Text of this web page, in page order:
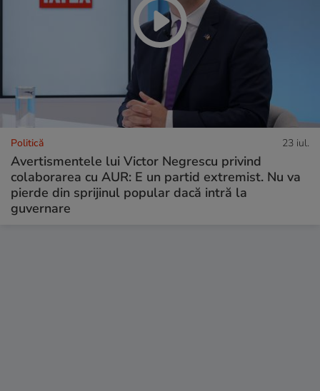
Politică 23 iul.
Avertismentele lui Victor Negrescu privind
colaborarea cu AUR: E un partid extremist. Nu va
pierde din sprijinul popular dacă intră la
guvernare